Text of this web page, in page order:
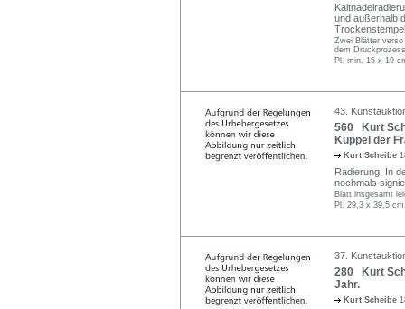
und außerhalb
Zwei Blätter
dem
Pl. min. 15 x 19
43.
560 Kurt
Kuppel der
Kurt Scheibe
Radierung. In
nochmals
Blatt insgesamt
Pl. 29,3 x 39,5
37.
280 Kurt
Jahr.
Kurt Scheibe